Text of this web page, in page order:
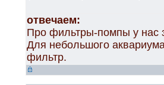
отвечаем:
Про фильтры-помпы у нас
Для небольшого
фильтр.